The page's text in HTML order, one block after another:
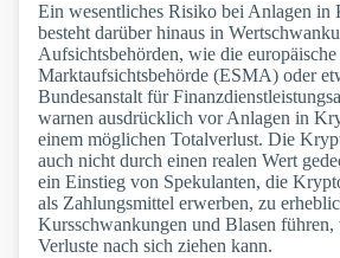
Ein wesentliches Risiko bei Anlagen in
besteht darüber hinaus in
Aufsichtsbehörden, wie die
Marktaufsichtsbehörde (ESMA) oder
Bundesanstalt für
warnen ausdrücklich vor Anlagen in
einem möglichen Totalverlust. Die
auch nicht durch einen realen Wert
ein Einstieg von Spekulanten, die
als Zahlungsmittel erwerben, zu
Kursschwankungen und Blasen führen,
Verluste nach sich ziehen kann.